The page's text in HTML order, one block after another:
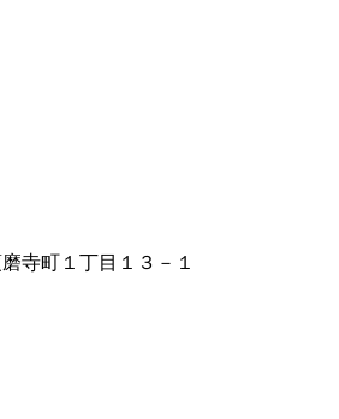
寺町１丁目１３－１